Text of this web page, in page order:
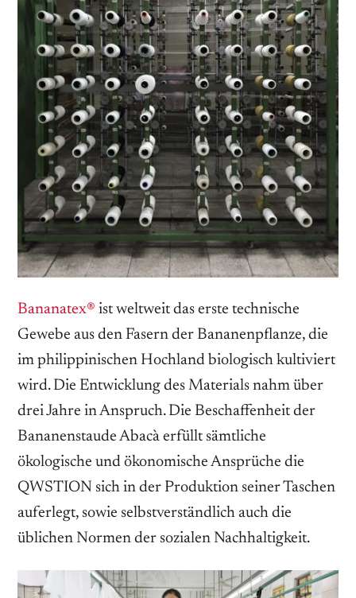
Bananatex® ist weltweit das erste technische
Gewebe aus den Fasern der Bananenpflanze, die
im philippinischen Hochland biologisch kultiviert
wird. Die Entwicklung des Materials nahm über
drei Jahre in Anspruch. Die Beschaffenheit der
Bananenstaude Abacà erfüllt sämtliche
ökologische und ökonomische Ansprüche die
QWSTION sich in der Produktion seiner Taschen
auferlegt, sowie selbstverständlich auch die
üblichen Normen der sozialen Nachhaltigkeit.